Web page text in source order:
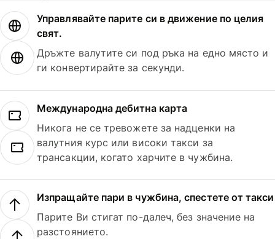
Управлявайте парите си в движение по целия
свят.
Дръжте валутите си под ръка на едно място и
ги конвертирайте за секунди.
Международна дебитна карта
Никога не се тревожете за надценки на
валутния курс или високи такси за
трансакции, когато харчите в чужбина.
Изпращайте пари в чужбина, спестете от такси
Парите Ви стигат по-далеч, без значение на
разстоянието.